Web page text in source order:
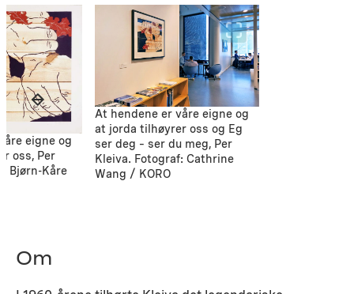
eigne og
oss, Per
Bjørn-Kåre
At hendene er våre eigne og
at jorda tilhøyrer oss og Eg
ser deg – ser du meg, Per
Kleiva. Fotograf: Cathrine
Wang / KORO
Om